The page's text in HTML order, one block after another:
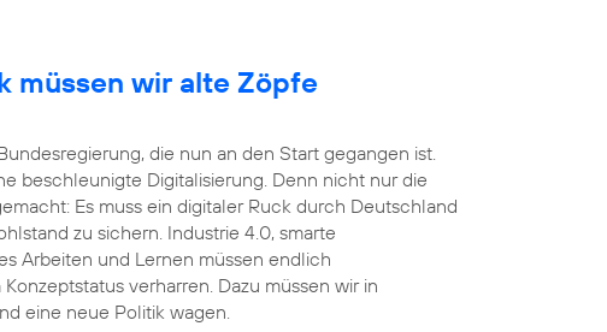
müssen wir alte Zöpfe
die nun an den Start gegangen ist.
beschleunigte Digitalisierung. Denn nicht nur die
Es muss ein digitaler Ruck durch Deutschland
zu sichern. Industrie 4.0, smarte
Arbeiten und Lernen müssen endlich
verharren. Dazu müssen wir in
eine neue Politik wagen.